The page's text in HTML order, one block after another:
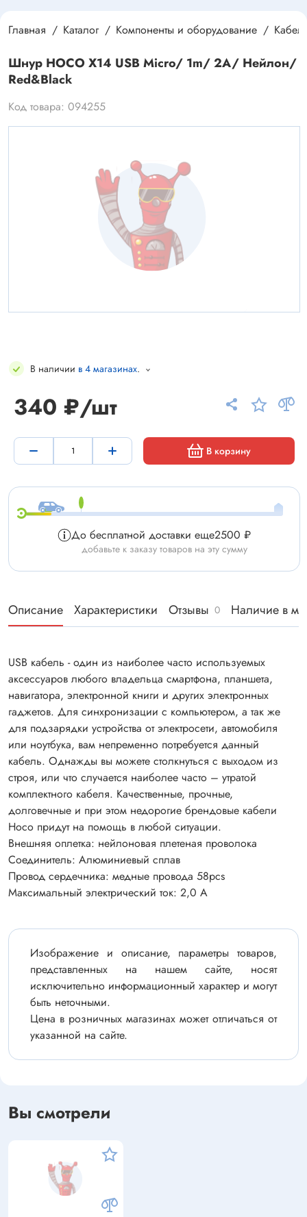
Главная Каталог Компоненты и оборудование
Шнур HOCO X14 USB Micro/ 1m/ 2A/ Нейлон/
Red&Black
Код товара: 094255
В наличии в 4 магазинах.
340 ₽/шт
В корзину
До бесплатной доставки еще2500 ₽
добавьте к заказу товаров на эту сумму
Описание Характеристики Отзывы 0 Наличие в
USB кабель - один из наиболее часто используемых
аксессуаров любого владельца смартфона, планшета,
навигатора, электронной книги и других электронных
гаджетов. Для синхронизации с компьютером, а так же
для подзарядки устройства от электросети, автомобиля
или ноутбука, вам непременно потребуется данный
кабель. Однажды вы можете столкнуться с выходом из
строя, или что случается наиболее часто – утратой
комплектного кабеля. Качественные, прочные,
долговечные и при этом недорогие брендовые кабели
Hoco придут на помощь в любой ситуации.
Внешняя оплетка: нейлоновая плетеная проволока
Соединитель: Алюминиевый сплав
Провод сердечника: медные провода 58pcs
Максимальный электрический ток: 2,0 А
Изображение и описание, параметры товаров,
представленных на нашем сайте, носят
исключительно информационный характер и могут
быть неточными.
Цена в розничных магазинах может отличаться от
указанной на сайте.
Вы смотрели